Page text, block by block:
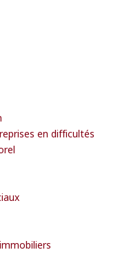
en difficultés